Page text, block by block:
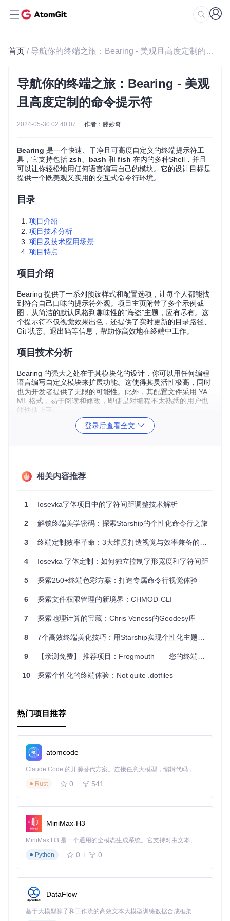
首页 / 导航你的终端之旅：Bearing - 美观且高度定制的命令提示符
导航你的终端之旅：Bearing - 美观
且高度定制的命令提示符
2024-05-30 02:40:07 作者：滕妙奇
Bearing 是一个快速、干净且可高度自定义的终端提示符工
具，它支持包括 zsh bash 和 fish 在内的多种Shell，并且
可以让你轻松地用任何语言编写自己的模块。它的设计目标是
提供一个既美观又实用的交互式命令行环境。
目录
项目介绍
项目技术分析
项目及技术应用场景
项目特点
项目介绍
Bearing 提供了一系列预设样式和配置选项，让每个人都能找
到符合自己口味的提示符外观。项目主页附带了多个示例截
图，从简洁的默认风格到趣味性的“海盗”主题，应有尽有。这
个提示符不仅视觉效果出色，还提供了实时更新的目录路径、
Git 状态、退出码等信息，帮助你高效地在终端中工作。
项目技术分析
Bearing 的强大之处在于其模块化的设计，你可以用任何编程
语言编写自定义模块来扩展功能。这使得其灵活性极高，同时
也为开发者提供了无限的可能性。此外，其配置文件采用 YA
ML 格式，易于阅读和修改，即使是对编程不太熟悉的用户也
能快速上手。
项目及技术应用场景
你可以一眼看到当前分支的状态；而目录路径显示则可以帮助
你在复杂的文件结构中迅速定位。对于喜欢个性化界面的用
模块化设计：轻松创建和扩展自定义模块。
高速响应：动态更新提示信息，如执行时间、退出状态
兼容性好：与 Powerline 字体良好配合，提供漂亮的符号
显示。
验。快来尝试并探索更多可能，让你的终端变得更加专业且有
登录后查看全文
相关内容推荐
1 Iosevka字体项目中的字符间距调整技术解析
2 解锁终端美学密码：探索Starship的个性化命令行之旅
3 终端定制效率革命：3大维度打造视觉与效率兼备的命令行体验
4 Iosevka 字体定制：如何独立控制字形宽度和字符间距
5 探索250+终端色彩方案：打造专属命令行视觉体验
6 探索文件权限管理的新境界：CHMOD-CLI
7 探索地理计算的宝藏：Chris Veness的Geodesy库
8 7个高效终端美化技巧：用Starship实现个性化主题配置
9 【亲测免费】 推荐项目：Frogmouth——您的终端Markdown阅读器
10 探索个性化的终端体验：Not quite .dotfiles
热门项目推荐
atomcode
Claude Code 的开源替代方案。连接任意大模型，编辑代码，运行命令，自动验证 — 全自动执行。用 Rust 构建，极致性能。 ｜ An open-source alternative to Claude Code. Connect any LLM, edit code, run commands, and verify changes — autonomously. Built in Rust for speed. Get Started
Rust
0 541
MiniMax-H3
MiniMax H3 是一个通用的全模态生成系统。它支持对由文本、图像、视频和音频组成的多模态上下文进行统一理解，并能生成分辨率高达 2K、时长可达 15 秒的带原生立体声音频的视频。得益于面向任务泛化的系统设计，H3 在预训练阶段就已具备广泛的多模态上下文理解与生成能力，能够出色地执行复杂的多模态指令。
Python
0 0
DataFlow
基于大模型算子和工作流的高效文本大模型训练数据合成框架